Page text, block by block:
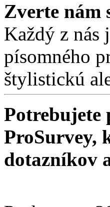
Zverte nám
Každý z nás
písomného
štylistickú
Potrebujete
ProSurvey,
dotazníkov